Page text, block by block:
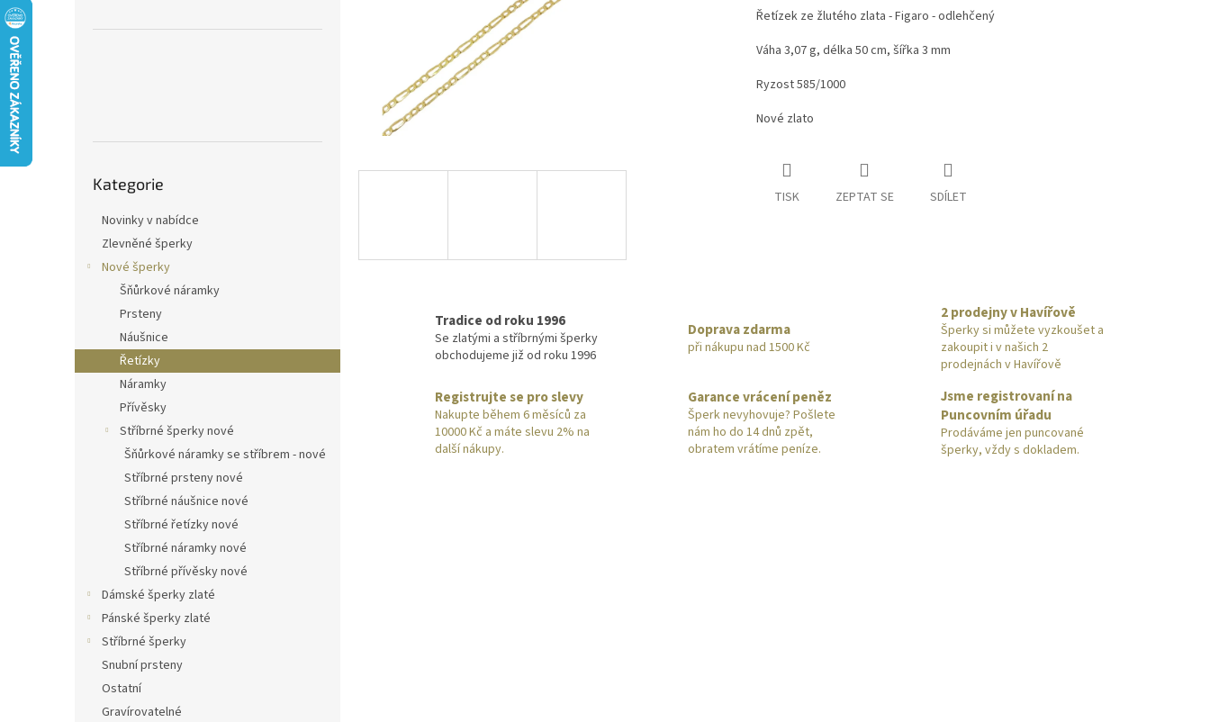
kategorie
Kategorie
Novinky v nabídce
Zlevněné šperky
Nové šperky
Šňůrkové náramky
Prsteny
Náušnice
Řetízky
Náramky
Přívěsky
Stříbrné šperky nové
Šňůrkové náramky se stříbrem - nové
Stříbrné prsteny nové
Stříbrné náušnice nové
Stříbrné řetízky nové
Stříbrné náramky nové
Stříbrné přívěsky nové
Dámské šperky zlaté
Pánské šperky zlaté
Stříbrné šperky
Snubní prsteny
Ostatní
Gravírovatelné
Řetízek ze žlutého zlata - Figaro - odlehčený
Váha 3,07 g, délka 50 cm, šířka 3 mm
Ryzost 585/1000
Nové zlato
TISK ZEPTAT SE SDÍLET
Tradice od roku 1996
Se zlatými a stříbrnými šperky
obchodujeme již od roku 1996
Doprava zdarma
při nákupu nad 1500 Kč
2 prodejny v Havířově
Šperky si můžete vyzkoušet a
zakoupit i v našich 2
prodejnách v Havířově
Registrujte se pro slevy
Nakupte během 6 měsíců za
10000 Kč a máte slevu 2% na
další nákupy.
Garance vrácení peněz
Šperk nevyhovuje? Pošlete
nám ho do 14 dnů zpět,
obratem vrátíme peníze.
Jsme registrovaní na
Puncovním úřadu
Prodáváme jen puncované
šperky, vždy s dokladem.